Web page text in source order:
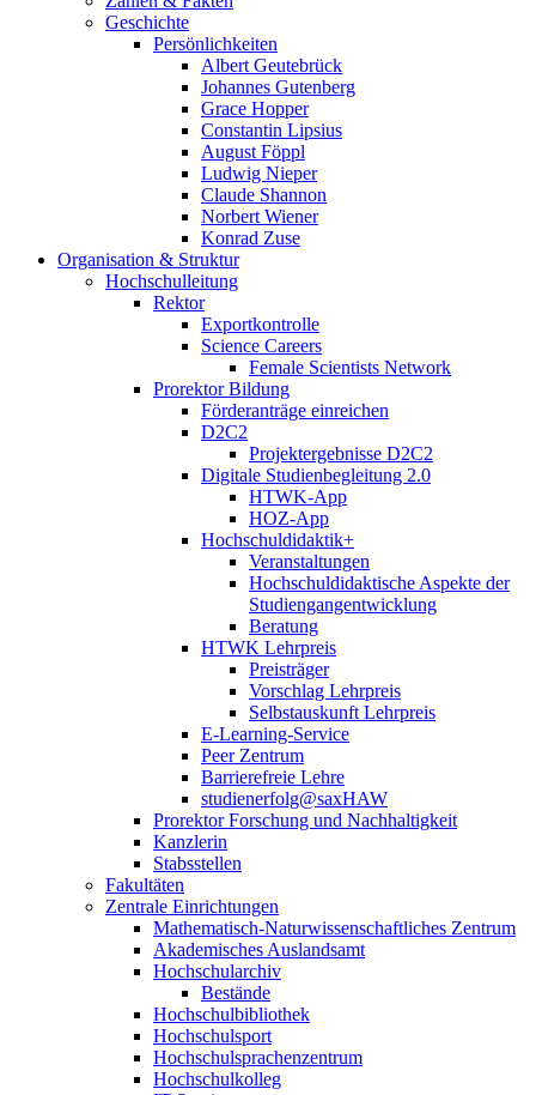
Geschichte
Persönlichkeiten
Albert Geutebrück
Johannes Gutenberg
Grace Hopper
Constantin Lipsius
August Föppl
Ludwig Nieper
Claude Shannon
Norbert Wiener
Konrad Zuse
Organisation & Struktur
Hochschulleitung
Rektor
Exportkontrolle
Science Careers
Female Scientists Network
Prorektor Bildung
Förderanträge einreichen
D2C2
Projektergebnisse D2C2
Digitale Studienbegleitung 2.0
HTWK-App
HOZ-App
Hochschuldidaktik+
Veranstaltungen
Hochschuldidaktische Aspekte der
Studiengangentwicklung
Beratung
HTWK Lehrpreis
Preisträger
Vorschlag Lehrpreis
Selbstauskunft Lehrpreis
E-Learning-Service
Peer Zentrum
Barrierefreie Lehre
studienerfolg@saxHAW
Prorektor Forschung und Nachhaltigkeit
Kanzlerin
Stabsstellen
Fakultäten
Zentrale Einrichtungen
Mathematisch-Naturwissenschaftliches Zentrum
Akademisches Auslandsamt
Hochschularchiv
Bestände
Hochschulbibliothek
Hochschulsport
Hochschulsprachenzentrum
Hochschulkolleg